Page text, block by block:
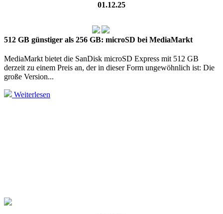
01.12.25
512 GB günstiger als 256 GB: microSD bei MediaMarkt
MediaMarkt bietet die SanDisk microSD Express mit 512 GB
derzeit zu einem Preis an, der in dieser Form unge­wöhn­lich ist: Die
große Version...
Weiterlesen